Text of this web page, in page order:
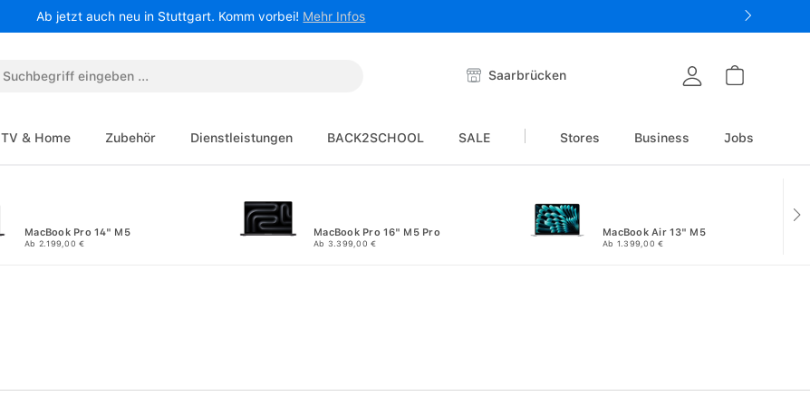
Ab jetzt auch neu in Stuttgart. Komm vorbei! Mehr Infos
Saarbrücken
TV & Home Zubehör Dienstleistungen BACK2SCHOOL SALE Stores Business Jobs
MacBook Pro 14" M5
Ab 2.199,00 €
MacBook Pro 16" M5 Pro
Ab 3.399,00 €
MacBook Air 13" M5
Ab 1.399,00 €